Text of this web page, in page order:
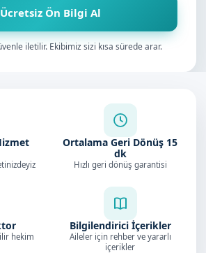
Ücretsiz Ön Bilgi Al
iletilir. Ekibimiz sizi kısa sürede arar.
Ortalama Geri Dönüş 15
dk
Hızlı geri dönüş garantisi
hekim
Bilgilendirici İçerikler
Aileler için rehber ve yararlı
içerikler